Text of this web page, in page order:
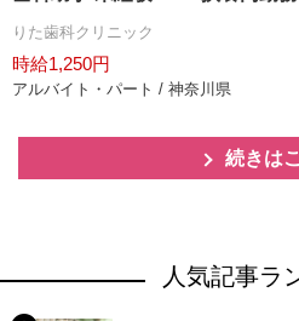
りた歯科クリニック
時給1,250円
アルバイト・パート / 神奈川県
続きは
人気記事ラ